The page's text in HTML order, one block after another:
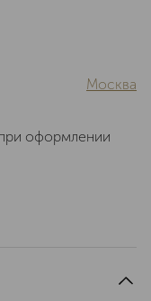
Москва
оформлении